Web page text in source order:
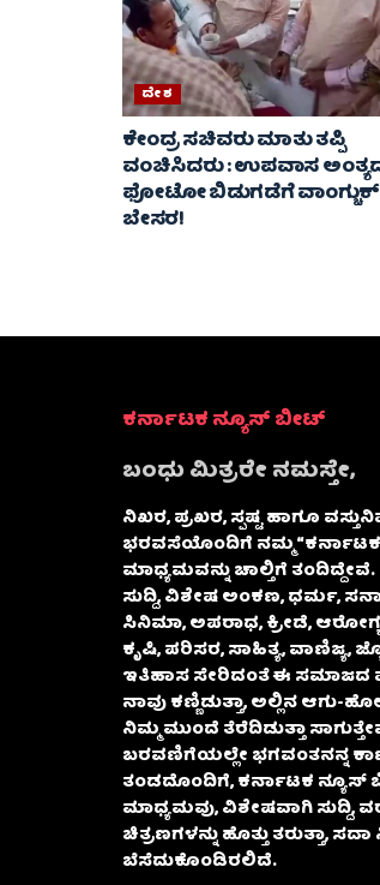
ದೇಶ
ಕೇಂದ್ರ ಸಚಿವರು ಮಾತು ತಪ್ಪಿ
ವಂಚಿಸಿದರು : ಉಪವಾಸ
ಫೋಟೋ ಬಿಡುಗಡೆಗೆ ವಾಂಗ್ಚುಕ್
ಬೇಸರ!
ಕರ್ನಾಟಕ ನ್ಯೂಸ್ ಬೀಟ್
ಬಂಧು ಮಿತ್ರರೇ ನಮಸ್ತೇ,
ನಿಖರ, ಪ್ರಖರ, ಸ್ಪಷ್ಟ ಹಾಗೂ
ಭರವಸೆಯೊಂದಿಗೆ ನಮ್ಮ “ಕರ್ನಾಟಕ
ಮಾಧ್ಯಮವನ್ನು ಚಾಲ್ತಿಗೆ ತಂದಿದ್ದೇವೆ.
ಸುದ್ದಿ, ವಿಶೇಷ ಅಂಕಣ, ಧರ್ಮ,
ಸಿನಿಮಾ, ಅಪರಾಧ, ಕ್ರೀಡೆ,
ಕೃಷಿ, ಪರಿಸರ, ಸಾಹಿತ್ಯ, ವಾಣಿಜ್ಯ,
ಇತಿಹಾಸ ಸೇರಿದಂತೆ ಈ ಸಮಾಜದ
ನಾವು ಕಣ್ಣಿಡುತ್ತಾ, ಅಲ್ಲಿನ ಆಗು-
ನಿಮ್ಮ ಮುಂದೆ ತೆರೆದಿಡುತ್ತಾ
ಬರವಣಿಗೆಯಲ್ಲೇ ಭಗವಂತನನ್ನ
ತಂಡದೊಂದಿಗೆ, ಕರ್ನಾಟಕ ನ್ಯೂಸ್
ಮಾಧ್ಯಮವು, ವಿಶೇಷವಾಗಿ ಸುದ್ದಿ,
ಚಿತ್ರಣಗಳನ್ನು ಹೊತ್ತು ತರುತ್ತಾ,
ಬೆಸೆದುಕೊಂಡಿರಲಿದೆ.